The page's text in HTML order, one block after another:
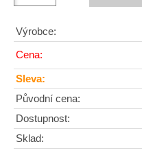
Výrobce:
Cena:
Sleva:
Původní cena:
Dostupnost:
Sklad: